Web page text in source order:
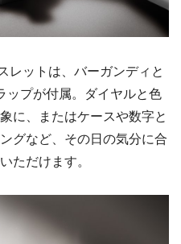
レットは、バーガンディと
ップが付属。ダイヤルと色
に、またはケースや数字と
グなど、その日の気分に合
ただけます。